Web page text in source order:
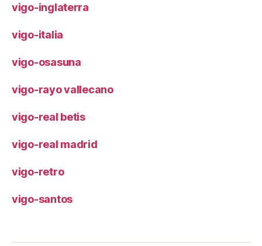
vigo-inglaterra
vigo-italia
vigo-osasuna
vigo-rayo vallecano
vigo-real betis
vigo-real madrid
vigo-retro
vigo-santos